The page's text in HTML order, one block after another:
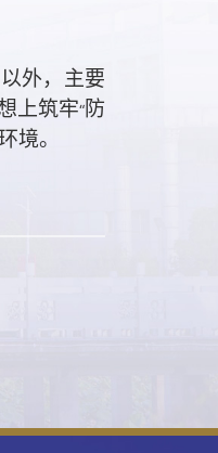
外，主要
上筑牢“防
境。